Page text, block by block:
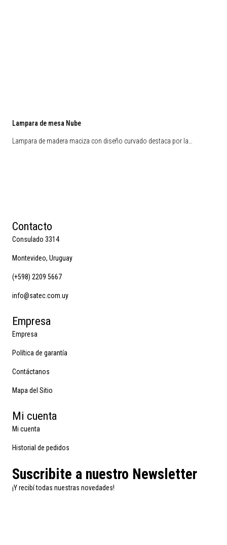
Lampara de mesa Nube
Lampara de madera maciza con diseño curvado destaca por la…
Contacto
Consulado 3314
Montevideo, Uruguay
(+598) 2209 5667
info@satec.com.uy
Empresa
Empresa
Política de garantía
Contáctanos
Mapa del Sitio
Mi cuenta
Mi cuenta
Historial de pedidos
Suscribite a nuestro Newsletter
¡Y recibí todas nuestras novedades!